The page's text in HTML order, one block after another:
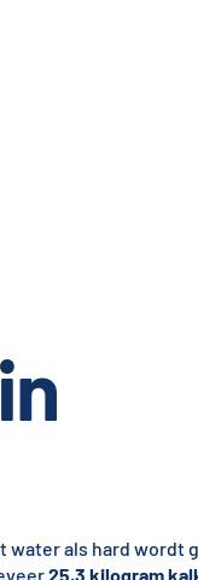
water als hard wordt
25,3 kilogram